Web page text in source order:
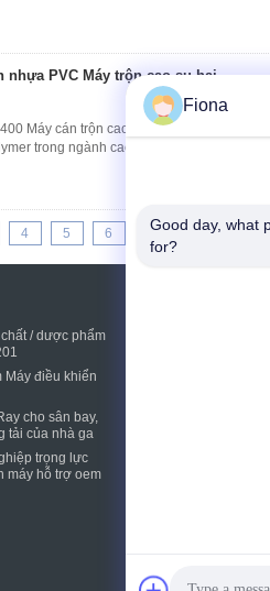
nhựa PVC Máy trộn cao su hai
Máy cán trộn cao su hai trục\nThiết bị
trong ngành cao su và nhựa.\n\n\nỨng
4 5 6 7 >> >|
/ dược phẩm
Máy điều khiển
cho sân bay,
tải của nhà ga
trọng lực
máy hỗ trợ oem
Fiona
Good day, what
for?